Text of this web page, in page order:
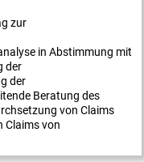
zur
in Abstimmung mit
der
der
Beratung des
von Claims
Claims von